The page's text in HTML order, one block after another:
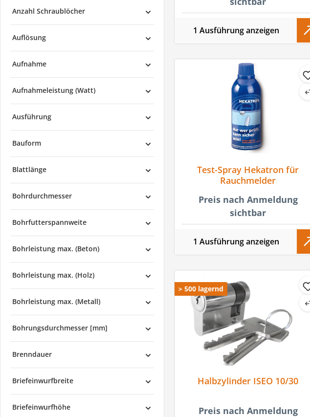
Anzahl Schraublöcher
Auflösung
Aufnahme
Aufnahmeleistung (Watt)
Ausführung
Bauform
Blattlänge
Bohrdurchmesser
Bohrfutterspannweite
Bohrleistung max. (Beton)
Bohrleistung max. (Holz)
Bohrleistung max. (Metall)
Bohrungsdurchmesser [mm]
Brenndauer
Briefeinwurfbreite
Briefeinwurfhöhe
1 Ausführung anzeigen
Test-Spray Hekatron für
Rauchmelder
Preis nach Anmeldung
sichtbar
1 Ausführung anzeigen
> 500 lagernd
Halbzylinder ISEO 10/30
Preis nach Anmeldung